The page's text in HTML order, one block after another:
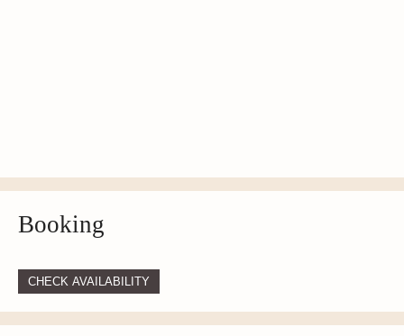
Booking
CHECK AVAILABILITY